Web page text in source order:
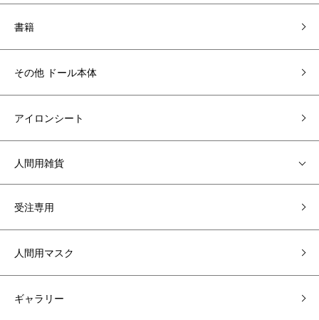
書籍
その他 ドール本体
アイロンシート
人間用雑貨
受注専用
人間用マスク
ギャラリー